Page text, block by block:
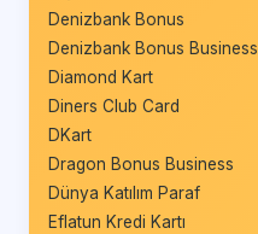
Denizbank Bonus
Denizbank Bonus Business
Diamond Kart
Diners Club Card
DKart
Dragon Bonus Business
Dünya Katılım Paraf
Eflatun Kredi Kartı